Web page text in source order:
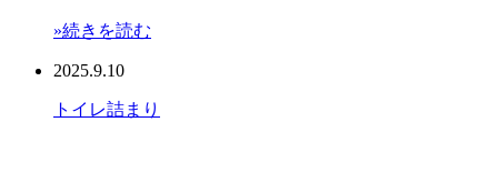
»続きを読む
2025.9.10
トイレ詰まり